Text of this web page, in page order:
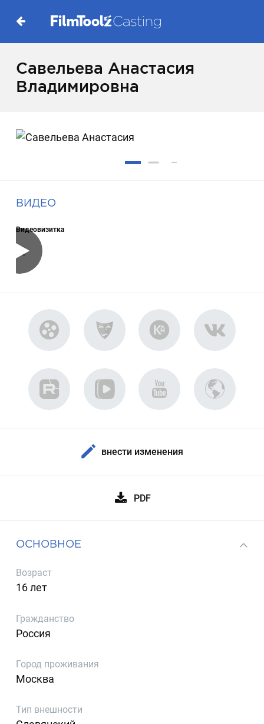
Савельева Анастасия
Владимировна
ВИДЕО
Видеовизитка
внести изменения
PDF
ОСНОВНОЕ
Возраст
16 лет
Гражданство
Россия
Город проживания
Москва
Тип внешности